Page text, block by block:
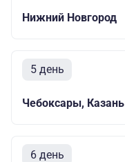
Нижний Новгород
5 день
Чебоксары, Казань
6 день